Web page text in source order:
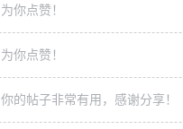
为你点赞！
为你点赞！
你的帖子非常有用，感谢分享！